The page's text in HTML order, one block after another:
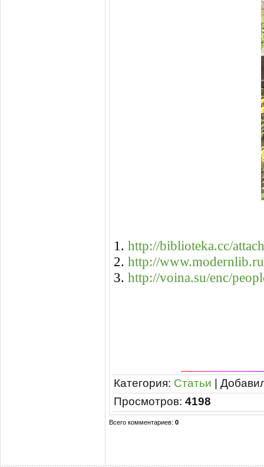
1. http://biblioteka.cc/
2. http://
3. http://voina.su/enc/
Категория: Статьи |
Просмотров: 4198
Всего комментариев: 0